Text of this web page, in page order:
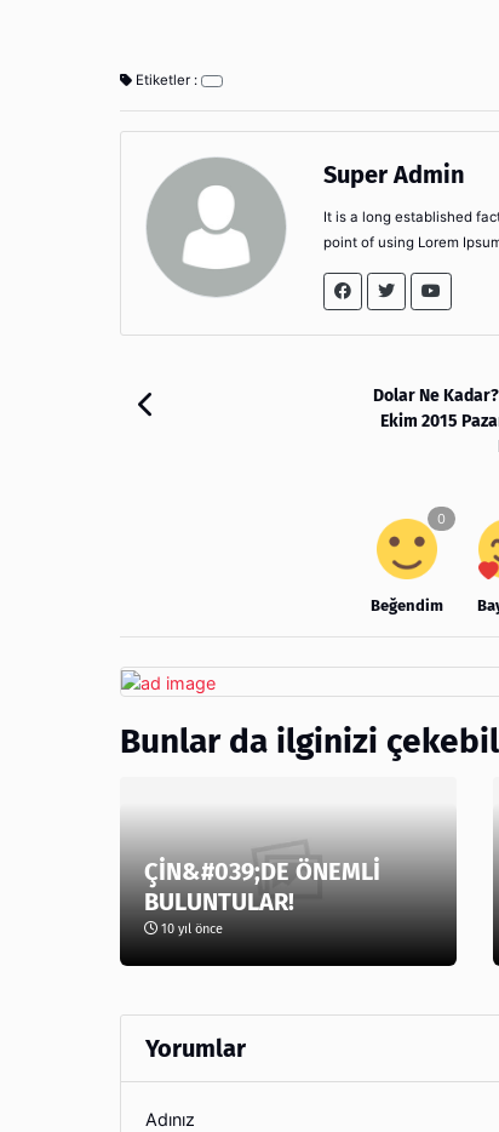
Etiketler :
Super Admin
It is a long established
point of using Lorem
Dolar Ne
Ekim 2015
Beğendim
Bunlar da ilginizi
ÇİN&#039;DE ÖNEMLİ
BULUNTULAR!
10 yıl önce
Yorumlar
Adınız